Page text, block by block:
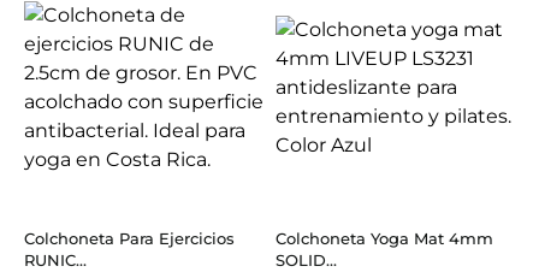
Colchoneta Para Ejercicios
RUNIC...
Colchoneta Yoga Mat 4mm
SOLID...